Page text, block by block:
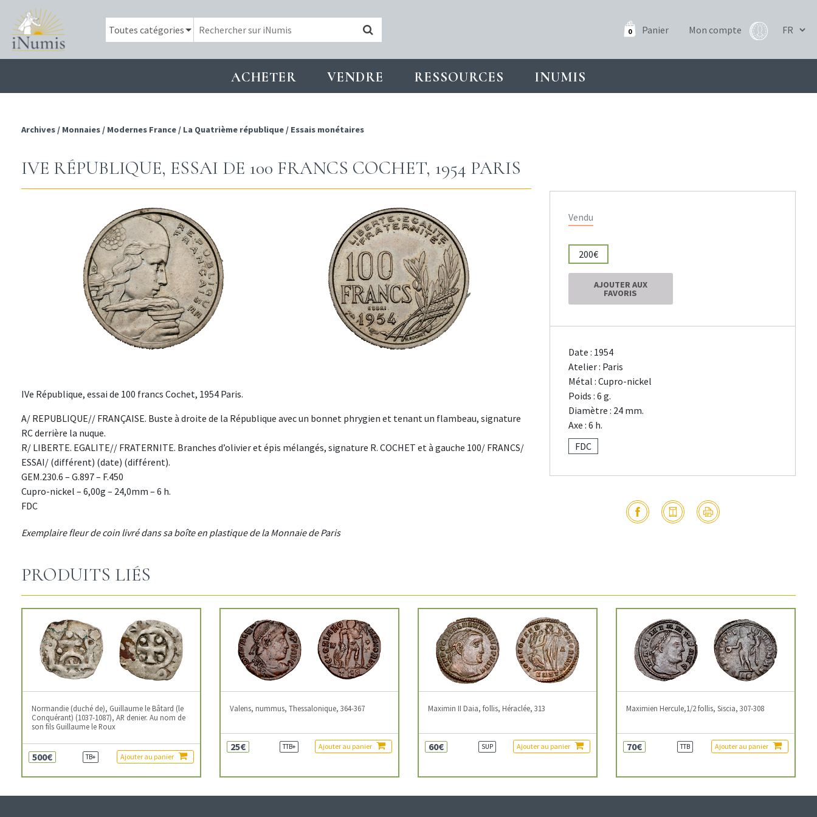
0 Panier Mon compte
ACHETER VENDRE RESSOURCES INUMIS
Archives / Monnaies / Modernes France / La Quatrième république / Essais monétaires
IVE RÉPUBLIQUE, ESSAI DE 100 FRANCS COCHET, 1954 PARIS
IVe République, essai de 100 francs Cochet, 1954 Paris.
A/ REPUBLIQUE// FRANÇAISE. Buste à droite de la République avec un bonnet phrygien et tenant un flambeau, signature
RC derrière la nuque.
R/ LIBERTE. EGALITE// FRATERNITE. Branches d’olivier et épis mélangés, signature R. COCHET et à gauche 100/ FRANCS/
ESSAI/ (différent) (date) (différent).
GEM.230.6 – G.897 – F.450
Cupro-nickel – 6,00g – 24,0mm – 6 h.
FDC
Exemplaire fleur de coin livré dans sa boîte en plastique de la Monnaie de Paris
Vendu
200€
AJOUTER AUX
FAVORIS
Date : 1954
Atelier : Paris
Métal : Cupro-nickel
Poids : 6 g.
Diamètre : 24 mm.
Axe : 6 h.
FDC
PRODUITS LIÉS
Normandie (duché de), Guillaume le Bâtard (le
Conquérant) (1037-1087), AR denier. Au nom de
son fils Guillaume le Roux
500€ TB+ Ajouter au panier
Valens, nummus, Thessalonique, 364-367
25€ TTB+ Ajouter au panier
Maximin II Daia, follis, Héraclée, 313
60€ SUP Ajouter au panier
Maximien Hercule,1/2 follis, Siscia, 307-308
70€ TTB Ajouter au panier